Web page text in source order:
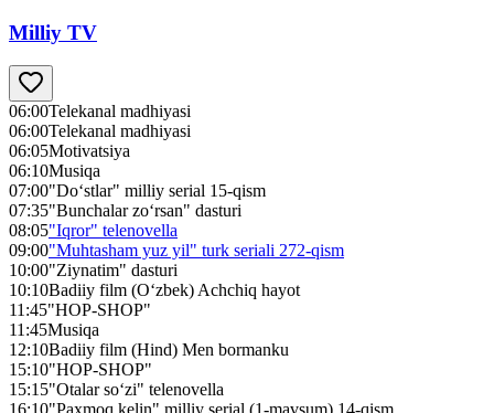
Milliy TV
06:00Telekanal madhiyasi
06:00Telekanal madhiyasi
06:05Motivatsiya
06:10Musiqa
07:00"Do‘stlar" milliy serial 15-qism
07:35"Bunchalar zo‘rsan" dasturi
08:05"Iqror" telenovella
09:00"Muhtasham yuz yil" turk seriali 272-qism
10:00"Ziynatim" dasturi
10:10Badiiy film (O‘zbek) Achchiq hayot
11:45"HOP-SHOP"
11:45Musiqa
12:10Badiiy film (Hind) Men bormanku
15:10"HOP-SHOP"
15:15"Otalar so‘zi" telenovella